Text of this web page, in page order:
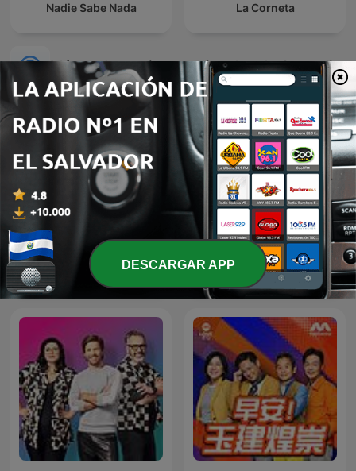
Nadie Sabe Nada La Corneta
Más podcasts internacionales de Comedia
Les Grosses Têtes La Luciérnaga
DESCARGAR APP